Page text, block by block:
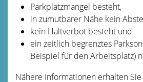
Parkplatzmangel besteht,
in zumutbarer Nähe kein
kein Haltverbot besteht und
ein zeitlich begrenztes
Beispiel für den Arbeitsplatz)
Nähere Informationen erhalten